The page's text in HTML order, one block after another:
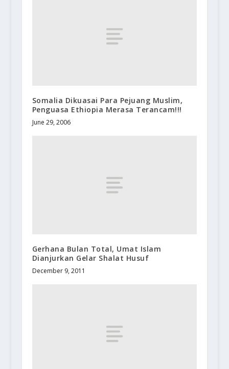
Somalia Dikuasai Para Pejuang Muslim,
Penguasa Ethiopia Merasa Terancam!!!
June 29, 2006
Gerhana Bulan Total, Umat Islam
Dianjurkan Gelar Shalat Husuf
December 9, 2011